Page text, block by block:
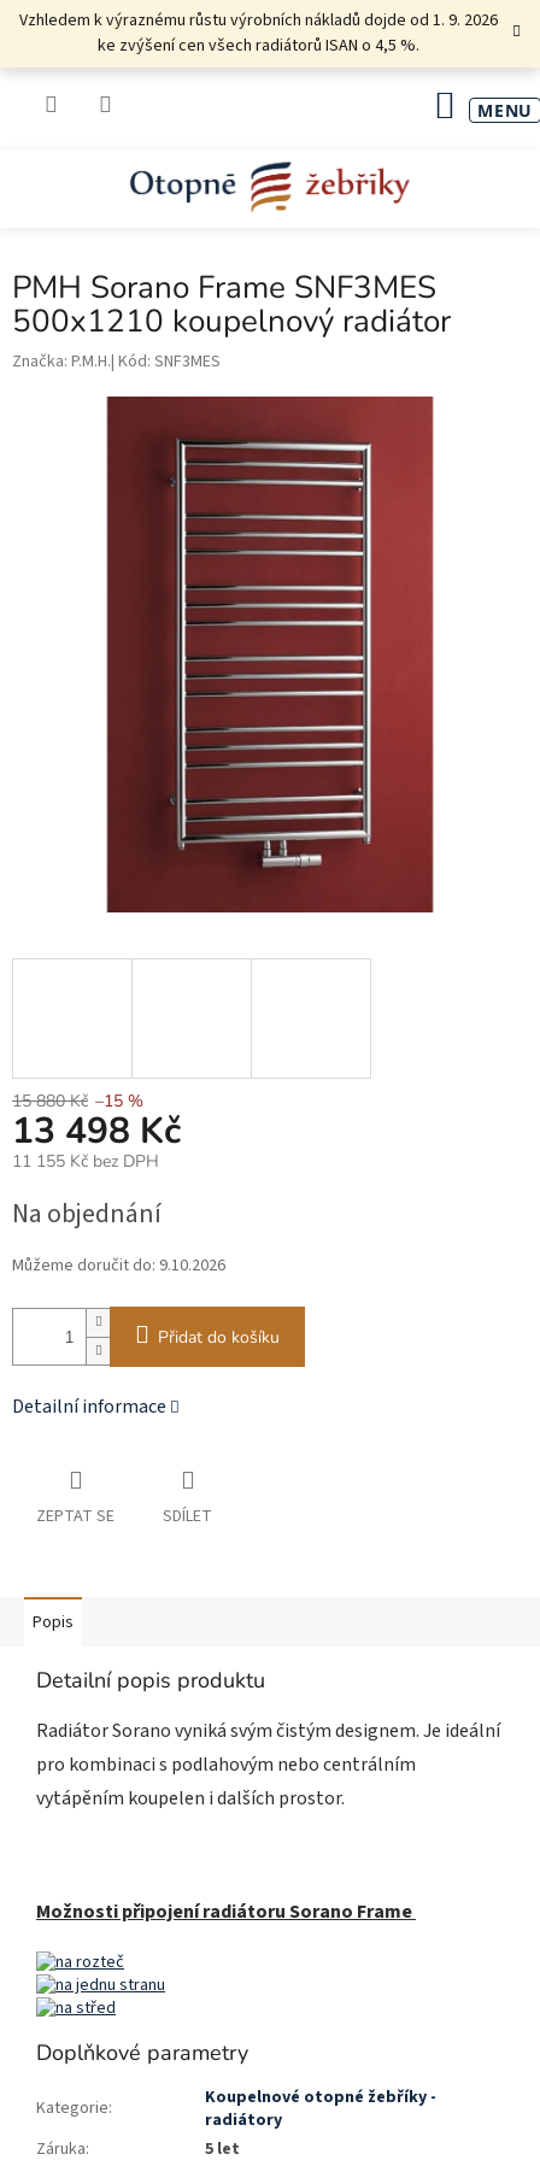
PřejítVzhledem k výraznému růstu výrobních nákladů dojde od 1. 9. 2026
ke zvýšení cen všech radiátorů ISAN o 4,5 %.
PMH Sorano Frame SNF3MES
500x1210 koupelnový radiátor
Značka: P.M.H. Kód: SNF3MES
15 880 Kč –15 %
13 498 Kč
11 155 Kč bez DPH
cena:
Na objednání
Můžeme doručit do: 9.10.2026
Přidat do košíku
Detailní informace
ZEPTAT SE SDÍLET
Popis
Detailní popis produktu
Radiátor Sorano vyniká svým čistým designem. Je ideální
pro kombinaci s podlahovým nebo centrálním
vytápěním koupelen i dalších prostor.
Možnosti připojení radiátoru Sorano Frame
Doplňkové parametry
Kategorie:
Koupelnové otopné žebříky -
radiátory
Záruka: 5 let